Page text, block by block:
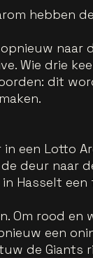
hebben
naar
Wie drie
dit
in een Lotto
deur naar
Hasselt
Om rood en
een
de Giants